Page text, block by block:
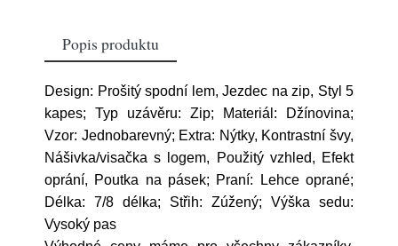
Popis produktu
Design: Prošitý spodní lem, Jezdec na zip, Styl 5
kapes; Typ uzávěru: Zip; Materiál: Džínovina;
Vzor: Jednobarevný; Extra: Nýtky, Kontrastní švy,
Nášivka/visačka s logem, Použitý vzhled, Efekt
oprání, Poutka na pásek; Praní: Lehce oprané;
Délka: 7/8 délka; Střih: Zúžený; Výška sedu:
Vysoký pas